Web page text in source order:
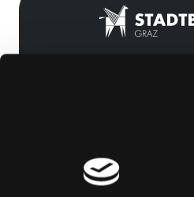
[kju:b]